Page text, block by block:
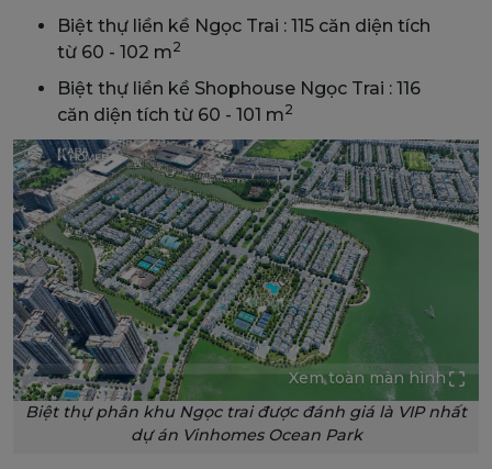
Biệt thự liền kề Ngọc Trai : 115 căn diện tích
từ 60 - 102 m2
Biệt thự liền kề Shophouse Ngọc Trai : 116
căn diện tích từ 60 - 101 m2
Xem toàn màn hình
Biệt thự phân khu Ngọc trai được đánh giá là VIP nhất
dự án Vinhomes Ocean Park